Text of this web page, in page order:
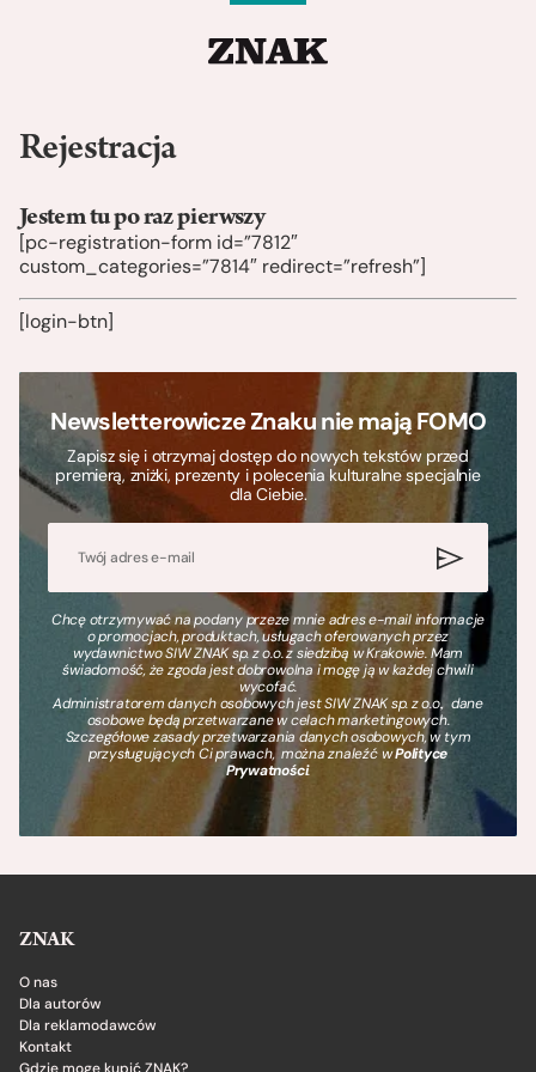
Rejestracja
Jestem tu po raz pierwszy
[pc-registration-form id=”7812″
custom_categories=”7814″ redirect=”refresh”]
[login-btn]
Newsletterowicze Znaku nie mają FOMO
Zapisz się i otrzymaj dostęp do nowych tekstów przed
premierą, zniżki, prezenty i polecenia kulturalne specjalnie
dla Ciebie.
Chcę otrzymywać na podany przeze mnie adres e-mail informacje
o promocjach, produktach, usługach oferowanych przez
wydawnictwo SIW ZNAK sp. z o.o. z siedzibą w Krakowie. Mam
świadomość, że zgoda jest dobrowolna i mogę ją w każdej chwili
wycofać.
Administratorem danych osobowych jest SIW ZNAK sp. z o.o., dane
osobowe będą przetwarzane w celach marketingowych.
Szczegółowe zasady przetwarzania danych osobowych, w tym
przysługujących Ci prawach, można znaleźć wPolityce
Prywatności.
ZNAK
O nas
Dla autorów
Dla reklamodawców
Kontakt